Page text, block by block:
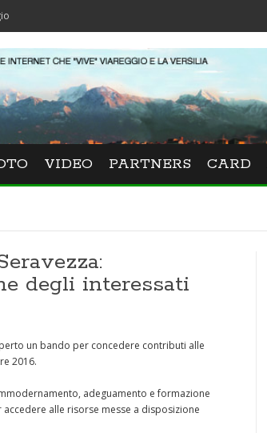
VIDEO PARTNERS CARD
degli interessati
un bando per concedere contributi alle
2016.
adeguamento e formazione
alle risorse messe a disposizione